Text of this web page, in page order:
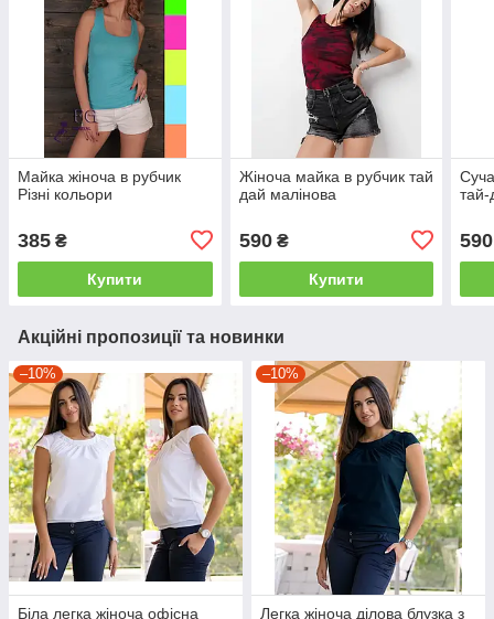
Майка жіноча в рубчик
Різні кольори
385 ₴
Купити
Жіноча майка в рубчик тай
дай малінова
590₴
Купити
тай-
590
Акційні пропозиції та новинки
–10%
Біла легка жіноча офісна
–10%
Легка жіноча ділова блузка з